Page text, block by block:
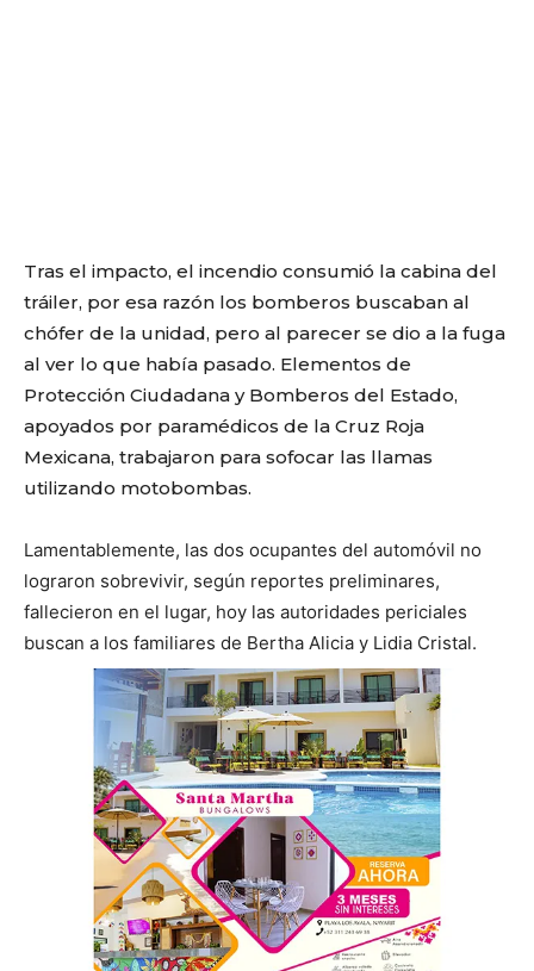
Tras el impacto, el incendio consumió la cabina del
tráiler, por esa razón los bomberos buscaban al
chófer de la unidad, pero al parecer se dio a la fuga
al ver lo que había pasado. Elementos de
Protección Ciudadana y Bomberos del Estado,
apoyados por paramédicos de la Cruz Roja
Mexicana, trabajaron para sofocar las llamas
utilizando motobombas.
Lamentablemente, las dos ocupantes del automóvil no
lograron sobrevivir, según reportes preliminares,
fallecieron en el lugar, hoy las autoridades periciales
buscan a los familiares de Bertha Alicia y Lidia Cristal.